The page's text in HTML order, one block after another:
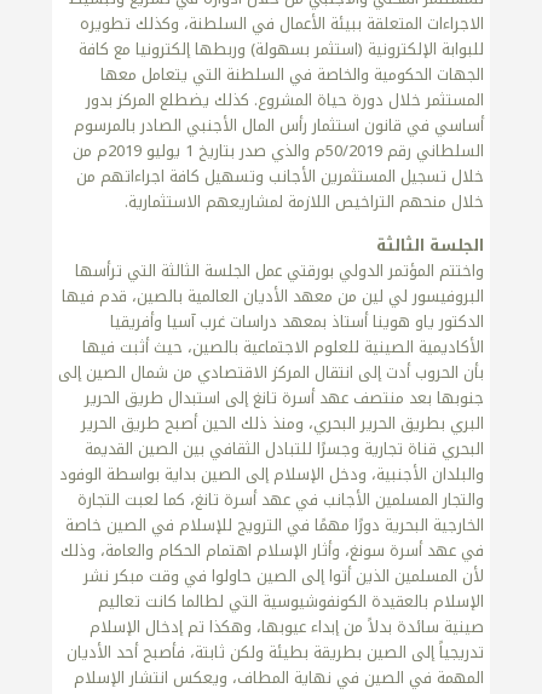
الاجراءات المتعلقة ببيئة الأعمال في السلطنة، وكذلك تطويره
للبوابة الإلكترونية (استثمر بسهولة) وربطها إلكترونيا مع كافة
الجهات الحكومية والخاصة في السلطنة التي يتعامل معها
المستثمر خلال دورة حياة المشروع. كذلك يضطلع المركز بدور
أساسي في قانون استثمار رأس المال الأجنبي الصادر بالمرسوم
السلطاني رقم 50/2019م والذي صدر بتاريخ 1 يوليو 2019م من
خلال تسجيل المستثمرين الأجانب وتسهيل كافة اجراءاتهم من
خلال منحهم التراخيص اللازمة لمشاريعهم الاستثمارية.
الجلسة الثالثة
واختتم المؤتمر الدولي بورقتي عمل الجلسة الثالثة التي ترأسها
البروفيسور لي لين من معهد الأديان العالمية بالصين، قدم فيها
الدكتور ياو هوينا أستاذ بمعهد دراسات غرب آسيا وأفريقيا
الأكاديمية الصينية للعلوم الاجتماعية بالصين، حيث أثبت فيها
بأن الحروب أدت إلى انتقال المركز الاقتصادي من شمال الصين إلى
جنوبها بعد منتصف عهد أسرة تانغ إلى استبدال طريق الحرير
البري بطريق الحرير البحري، ومنذ ذلك الحين أصبح طريق الحرير
البحري قناة تجارية وجسرًا للتبادل الثقافي بين الصين القديمة
والبلدان الأجنبية، ودخل الإسلام إلى الصين بداية بواسطة الوفود
والتجار المسلمين الأجانب في عهد أسرة تانغ، كما لعبت التجارة
الخارجية البحرية دورًا مهمًا في الترويج للإسلام في الصين خاصة
في عهد أسرة سونغ، وأثار الإسلام اهتمام الحكام والعامة، وذلك
لأن المسلمين الذين أتوا إلى الصين حاولوا في وقت مبكر نشر
الإسلام بالعقيدة الكونفوشيوسية التي لطالما كانت تعاليم
صينية سائدة بدلاً من إبداء عيوبها، وهكذا تم إدخال الإسلام
تدريجياً إلى الصين بطريقة بطيئة ولكن ثابتة، فأصبح أحد الأديان
المهمة في الصين في نهاية المطاف، ويعكس انتشار الإسلام